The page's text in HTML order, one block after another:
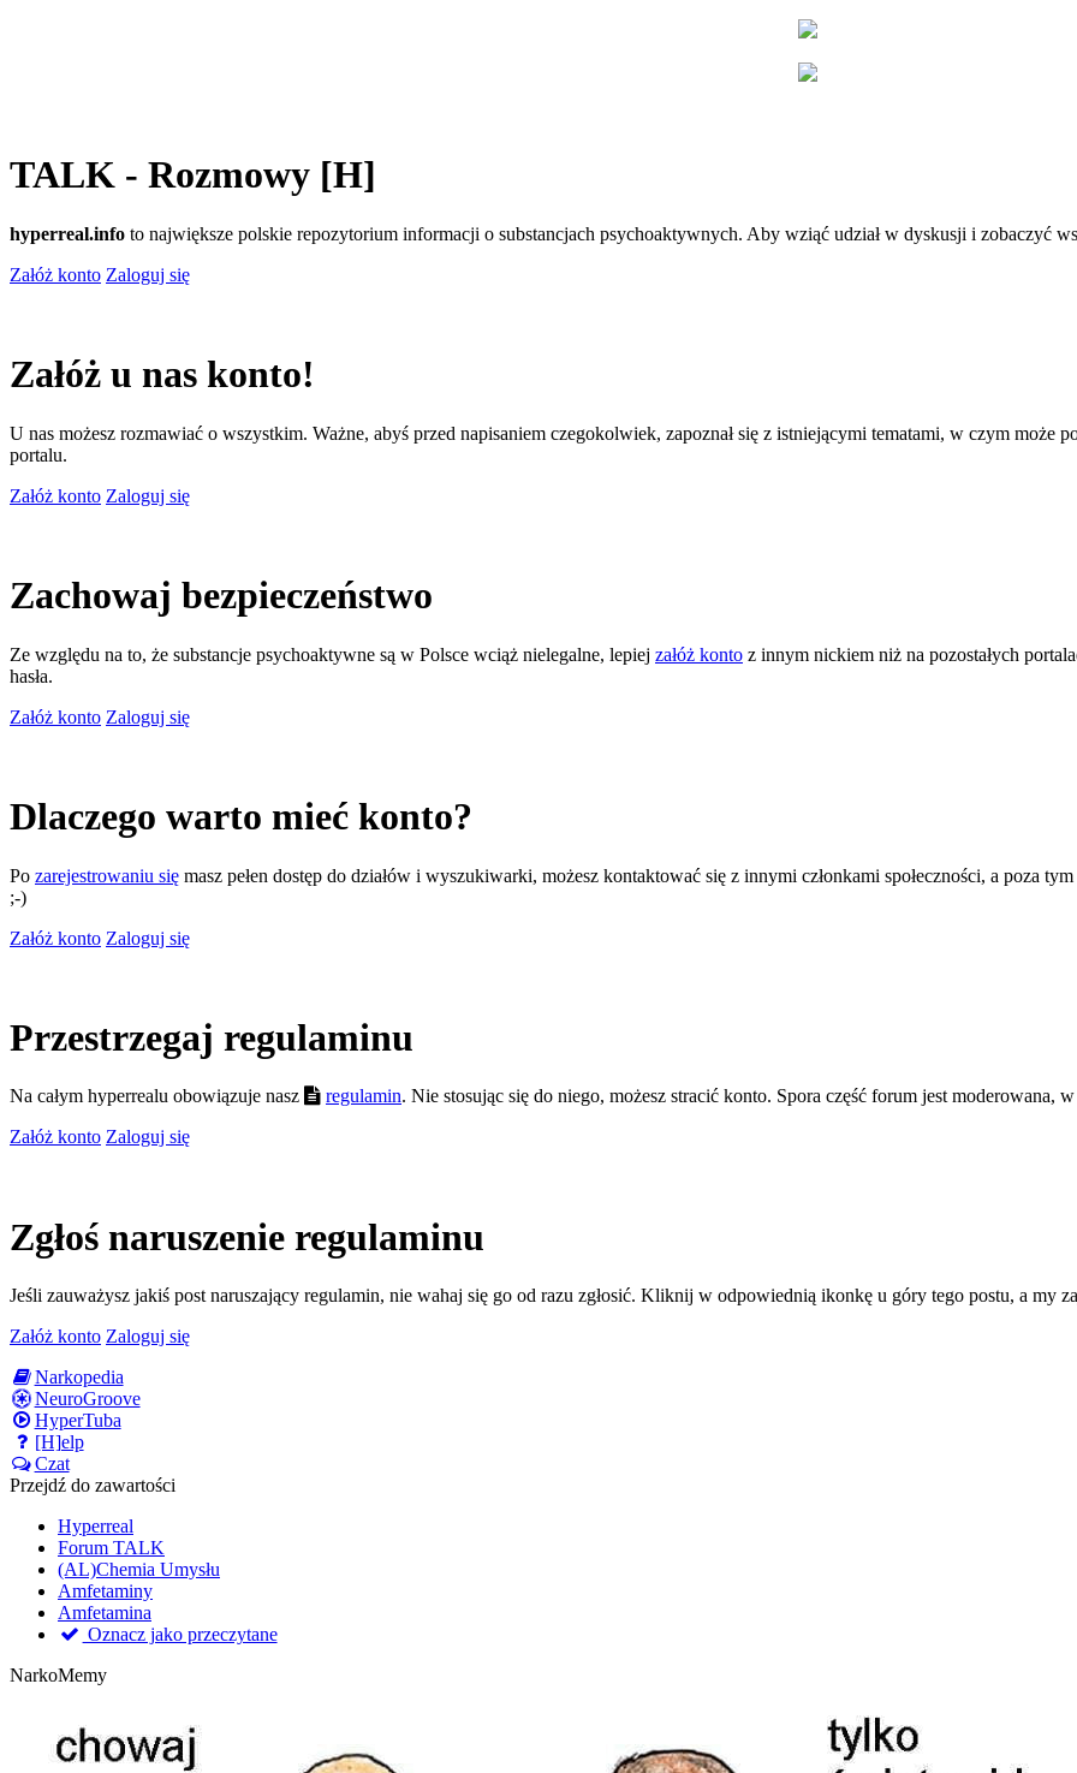
TALK - Rozmowy [H]
hyperreal.info to największe polskie repozytorium informacji o substancjach psychoaktywnych. Aby wziąć udział w dyskusji i zobaczyć
Załóż konto Zaloguj się
Załóż u nas konto!
U nas możesz rozmawiać o wszystkim. Ważne, abyś przed napisaniem czegokolwiek, zapoznał się z istniejącymi tematami, w czym może
portalu.
Załóż konto Zaloguj się
Zachowaj bezpieczeństwo
Ze względu na to, że substancje psychoaktywne są w Polsce wciąż nielegalne, lepiej załóż konto z innym nickiem niż na pozostałych
hasła.
Załóż konto Zaloguj się
Dlaczego warto mieć konto?
Po zarejestrowaniu się masz pełen dostęp do działów i wyszukiwarki, możesz kontaktować się z innymi członkami społeczności, a poza
;-)
Załóż konto Zaloguj się
Przestrzegaj regulaminu
Na całym hyperrealu obowiązuje nasz regulamin. Nie stosując się do niego, możesz stracić konto. Spora część forum jest moderowana,
Załóż konto Zaloguj się
Zgłoś naruszenie regulaminu
Jeśli zauważysz jakiś post naruszający regulamin, nie wahaj się go od razu zgłosić. Kliknij w odpowiednią ikonkę u góry tego postu, a my
Załóż konto Zaloguj się
Narkopedia
NeuroGroove
HyperTuba
[H]elp
Czat
Przejdź do zawartości
Hyperreal
Forum TALK
(AL)Chemia Umysłu
Amfetaminy
Amfetamina
Oznacz jako przeczytane
NarkoMemy